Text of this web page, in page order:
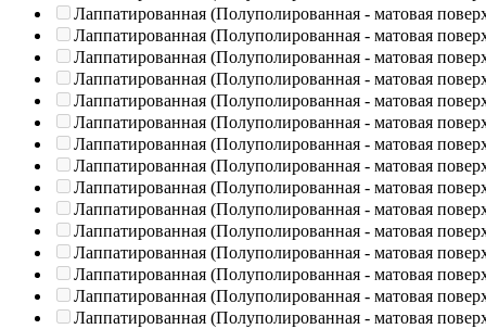
Лаппатированная (Полуполированная - матовая
Лаппатированная (Полуполированная - матовая
Лаппатированная (Полуполированная - матовая
Лаппатированная (Полуполированная - матовая
Лаппатированная (Полуполированная - матовая
Лаппатированная (Полуполированная - матовая
Лаппатированная (Полуполированная - матовая
Лаппатированная (Полуполированная - матовая
Лаппатированная (Полуполированная - матовая
Лаппатированная (Полуполированная - матовая
Лаппатированная (Полуполированная - матовая
Лаппатированная (Полуполированная - матовая
Лаппатированная (Полуполированная - матовая
Лаппатированная (Полуполированная - матовая
Лаппатированная (Полуполированная - матовая